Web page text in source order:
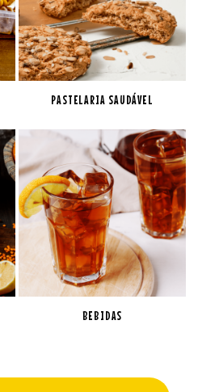
PASTELARIA SAUDÁVEL
BEBIDAS